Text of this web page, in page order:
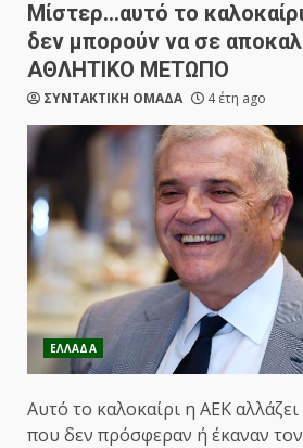
Μίστερ…αυτό το
δεν μπορούν να σε
ΑΘΛΗΤΙΚΟ ΜΕΤΩΠΟ
ΣΥΝΤΑΚΤΙΚΗ ΟΜΑΔΑ 4 έτη ago
ΕΛΛΑΔΑ
Αυτό το καλοκαίρι η ΑΕΚ αλλάζει
που δεν πρόσφεραν ή έκαναν